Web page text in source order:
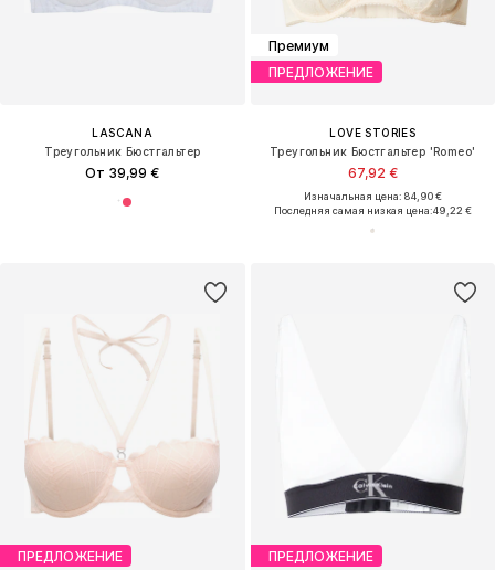
LASCANA
Треугольник Бюстгальтер
От 39,99 €
Премиум
ПРЕДЛОЖЕНИЕ
LOVE STORIES
Треугольник Бюстгальтер 'Romeo'
67,92 €
Изначальная цена: 84,90 €
Последняя самая низкая цена:49,22 €
ПРЕДЛОЖЕНИЕ ПРЕДЛОЖЕНИЕ